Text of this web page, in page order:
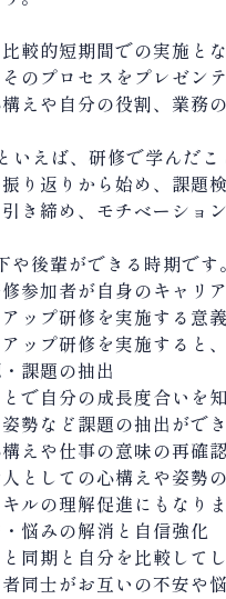
較的短期間での実施と
のプロセスをプレゼン
えや自分の役割、業務
いえば、研修で学んだ
り返りから始め、課題
き締め、モチベーショ
や後輩ができる時期で
参加者が自身のキャリ
ップ研修を実施する意義
ップ研修を実施すると
課題の抽出
で自分の成長度合いを
勢など課題の抽出ができ
えや仕事の意味の再確認
としての心構えや姿勢
ルの理解促進にもなりま
悩みの解消と自信強化
同期と自分を比較して
同士がお互いの不安や